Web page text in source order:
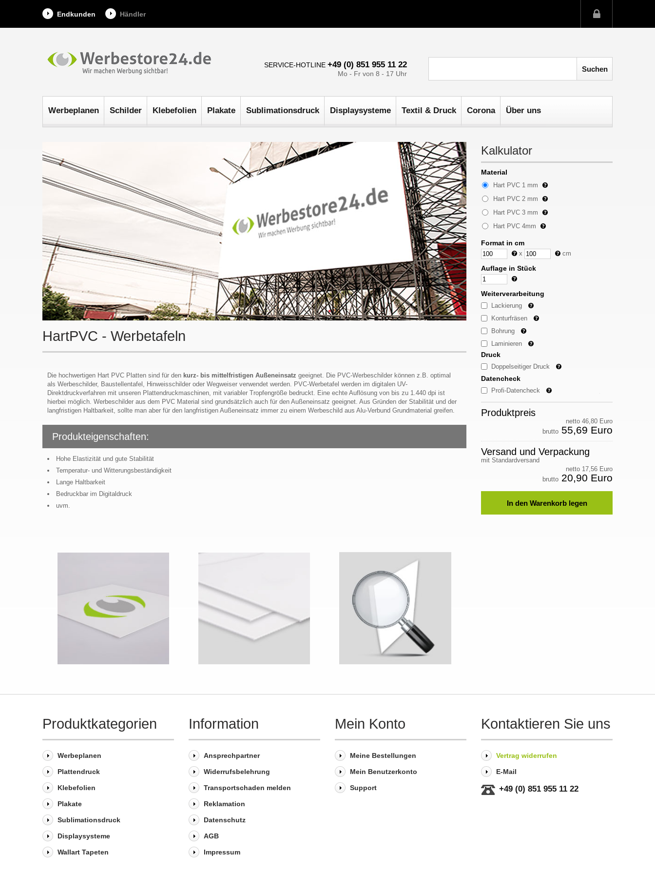
Endkunden Händler
SERVICE-HOTLINE +49 (0) 851 955 11 22
Mo - Fr von 8 - 17 Uhr
Werbeplanen Schilder Klebefolien Plakate Sublimationsdruck Displaysysteme Textil & Druck Corona Über uns
HartPVC - Werbetafeln
Die hochwertigen Hart PVC Platten sind für den kurz- bis mittelfristigen Außeneinsatz geeignet. Die PVC-Werbeschilder können z.B. optimal
als Werbeschilder, Baustellentafel, Hinweisschilder oder Wegweiser verwendet werden. PVC-Werbetafel werden im digitalen UV-
Direktdruckverfahren mit unseren Plattendruckmaschinen, mit variabler Tropfengröße bedruckt. Eine echte Auflösung von bis zu 1.440 dpi ist
hierbei möglich. Werbeschilder aus dem PVC Material sind grundsätzlich auch für den Außeneinsatz geeignet. Aus Gründen der Stabilität und der
langfristigen Haltbarkeit, sollte man aber für den langfristigen Außeneinsatz immer zu einem Werbeschild aus Alu-Verbund Grundmaterial greifen.
Produkteigenschaften:
Hohe Elastizität und gute Stabilität
Temperatur- und Witterungsbeständigkeit
Lange Haltbarkeit
Bedruckbar im Digitaldruck
uvm.
Kalkulator
Material
Hart PVC 1 mm
Hart PVC 2 mm
Hart PVC 3 mm
Hart PVC 4mm
Format in cm
x cm
Auflage in Stück
Weiterverarbeitung
Lackierung
Konturfräsen
Bohrung
Laminieren
Druck
Doppelseitiger Druck
Datencheck
Profi-Datencheck
Produktpreis
netto 46,80 Euro
brutto 55,69 Euro
Versand und Verpackung
mit Standardversand
netto 17,56 Euro
brutto 20,90 Euro
Produktkategorien
Werbeplanen
Plattendruck
Klebefolien
Plakate
Sublimationsdruck
Displaysysteme
Wallart Tapeten
Information
Ansprechpartner
Widerrufsbelehrung
Transportschaden melden
Reklamation
Datenschutz
AGB
Impressum
Mein Konto
Meine Bestellungen
Mein Benutzerkonto
Support
Kontaktieren Sie uns
Vertrag widerrufen
E-Mail
+49 (0) 851 955 11 22